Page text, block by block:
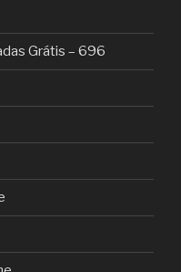
Grátis – 696